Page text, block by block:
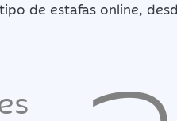
de estafas online,